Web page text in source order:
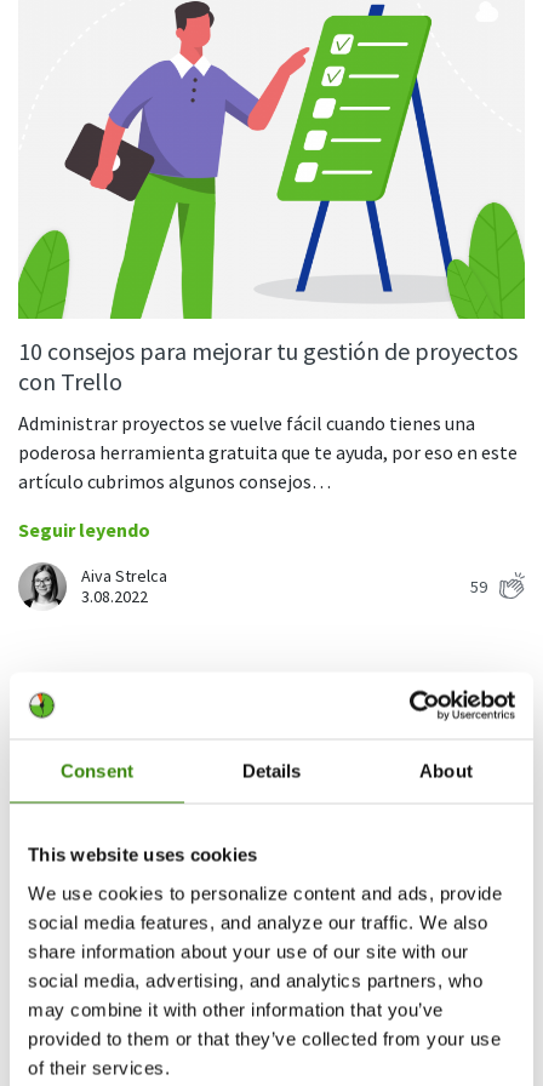
Consent Details About
This website uses cookies
We use cookies to personalize content and ads, provide
social media features, and analyze our traffic. We also
share information about your use of our site with our
social media, advertising, and analytics partners, who
may combine it with other information that you’ve
provided to them or that they’ve collected from your use
of their services.
Google Calendar
GitLab
Zapier
Más información sobre integraciones y API
Análisis e informes
Informes
Obtenga datos detallados sobre el rendimiento de su equipo
Panel de control de administrador
Vea las actividades y el rendimiento general de su equipo
Exportaciones
Descargue y guarde los datos rastreados
Resumen de IA
Obtenga resúmenes rápidos generados por IA sobre el tiempo
registrado y los patrones de su equipo.
Ver todas las funciones
Gestión del personal
Comience con DeskTime
Aprenda 5 pasos para empezar a usar
nuestra herramienta de seguimiento
Cómo Roadgames hizo que el control
del tiempo fuera más fácil para los
Descubre cómo DeskTime ayudó a
mantener un horario de trabajo flexible
y mucho más
10 consejos para mejorar tu gestión de proyectos
con Trello
Administrar proyectos se vuelve fácil cuando tienes una
poderosa herramienta gratuita que te ayuda, por eso en este
artículo cubrimos algunos consejos…
Seguir leyendo
Aiva Strelca
3.08.2022
59
Cansancio laboral: 5 formas de eliminar la fatiga